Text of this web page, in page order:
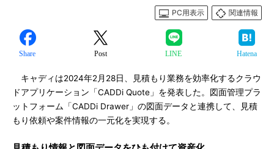
PC用表示
関連情報
Share Post LINE Hatena
キャディは2024年2月28日、見積もり業務を効率化するクラウ
ドアプリケーション「CADDi Quote」を発表した。図面管理プラ
ットフォーム「CADDi Drawer」の図面データと連携して、見積
もり依頼や案件情報の一元化を実現する。